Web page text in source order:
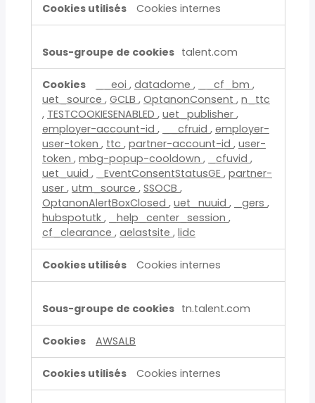
Cookies internes
talent.com
__eoi , datadome , __cf_bm ,
uet_source , GCLB , OptanonConsent , n_ttc
, TESTCOOKIESENABLED , uet_publisher ,
employer-account-id , __cfruid , employer-
user-token , ttc , partner-account-id , user-
token , mbg-popup-cooldown , _cfuvid ,
uet_uuid , _EventConsentStatusGE , partner-
user , utm_source , SSOCB ,
OptanonAlertBoxClosed , uet_nuuid , _gers ,
hubspotutk , _help_center_session ,
cf_clearance , aelastsite , lidc
Cookies internes
tn.talent.com
AWSALB
Cookies internes